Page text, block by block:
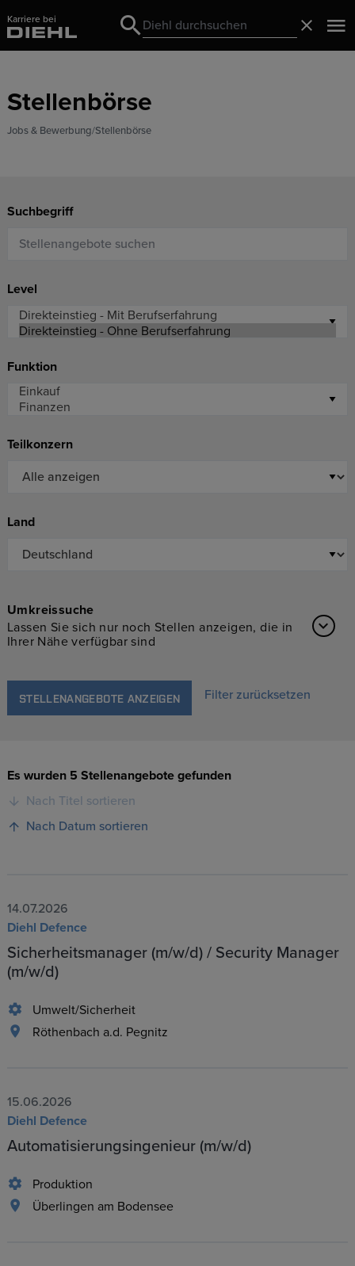
Karriere bei
Search
Search
Stellenbörse
Jobs & Bewerbung Stellenbörse
Suchbegriff
Level
Funktion
Teilkonzern
Land
Umkreissuche
Lassen Sie sich nur noch Stellen anzeigen, die in
Ihrer Nähe verfügbar sind
STELLENANGEBOTE ANZEIGEN Filter zurücksetzen
Es wurden 5 Stellenangebote gefunden
Nach Titel sortieren
Nach Datum sortieren
14.07.2026
Diehl Defence
Sicherheitsmanager (m/w/d) / Security Manager
(m/w/d)
Umwelt/Sicherheit
Röthenbach a.d. Pegnitz
15.06.2026
Diehl Defence
Automatisierungsingenieur (m/w/d)
Produktion
Überlingen am Bodensee